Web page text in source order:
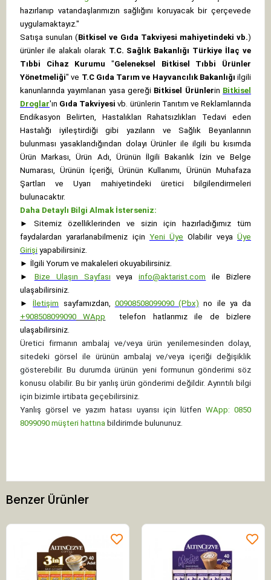
hazırlanıp vatandaşlarımızın sağlığını koruyacak bir çerçevede
uygulamaktayız."
Satışa sunulan (Bitkisel ve Gıda Takviyesi mahiyetindeki vb.)
ürünler ile alakalı olarak T.C. Sağlık Bakanlığı Türkiye İlaç ve
Tıbbi Cihaz Kurumu "Geleneksel Bitkisel Tıbbi Ürünler
Yönetmeliği" ve T.C Gıda Tarım ve Hayvancılık Bakanlığı ilgili
kanunlarında yayımlanan yasa gereği Bitkisel Ürünlerin Bitkisel
Droglar'ın Gıda Takviyesi vb. ürünlerin Tanıtım ve Reklamlarında
Endikasyon Belirten, Hastalıkları Rahatsızlıkları Tedavi eden
Hastalığı iyileştirdiği gibi yazıların ve Sağlık Beyanlarının
bulunması yasaklandığından dolayı Ürünler ile ilgili bu kısımda
Ürün Markası, Ürün Adı, Ürünün İlgili Bakanlık İzin ve Belge
Numarası, Ürünün İçeriği, Ürünün Kullanımı, Ürünün Muhafaza
Şartları ve Uyarı mahiyetindeki üretici bilgilendirmeleri
bulunacaktır.
Daha Detaylı Bilgi Almak İsterseniz:
►
Sitemiz özelliklerinden ve sizin için hazırladığımız tüm
faydalardan yararlanabilmeniz için Yeni Üye Olabilir veyaÜye
Girişi yapabilirsiniz.
► İlgili Yorum ve makaleleri okuyabilirsiniz.
►
Bize Ulaşın Sayfası veya info@aktarist.com
ile Bizlere
ulaşabilirsiniz.
►
İletişim sayfamızdan, 00908508099090 (Pbx) no ile ya da
+908508099090 WApp
telefon hatlarımız ile de bizlere
ulaşabilirsiniz.
Üretici firmanın ambalaj ve/veya ürün yenilemesinden dolayı,
sitedeki görsel ile ürünün ambalaj ve/veya içeriği değişiklik
gösterebilir. Bu durumda ürünün yeni formunun gönderimi söz
konusu olabilir. Bu bir yanlış ürün gönderimi değildir. Ayrıntılı bilgi
için bizimle irtibata geçebilirsiniz.
Yanlış görsel ve yazım hatası uyarısı için lütfen WApp: 0850
8099090 müşteri hattına bildirimde bulununuz.
Benzer Ürünler